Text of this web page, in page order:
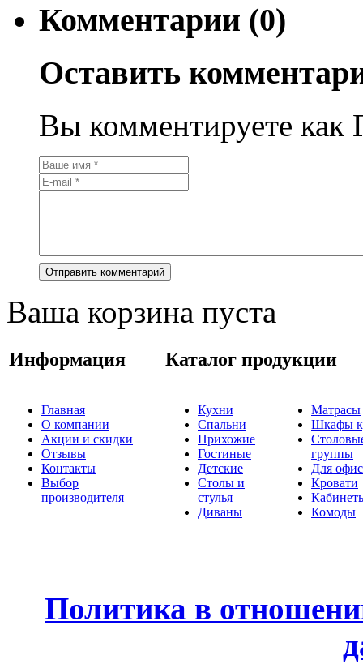
Комментарии (0)
Оставить
Вы комментируете как
Ваша корзина пуста
Информация Каталог продукции
Главная
О компании
Акции и скидки
Отзывы
Контакты
Выбор
производителя
Кухни
Спальни
Прихожие
Гостиные
Детские
Столы и
стулья
Диваны
Матрасы
Шкафы
группы
Для
Кровати
Комоды
Политика в